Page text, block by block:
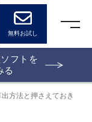
無料お試し
フトを
る
方法と押さえておき